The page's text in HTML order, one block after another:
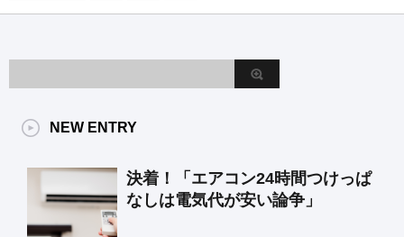
NEW ENTRY
決着！「エアコン24時間つけっぱ
なしは電気代が安い論争」